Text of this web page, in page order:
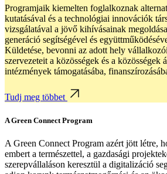
Programjaik kiemelten foglalkoznak
kutatásával és a technológiai innovációk
vizsgálatával a jövő kihívásainak
generáció segítségével és
Küldetése, bevonni az adott hely
szervezeteit a közösségek és a közösségek
intézmények támogatásába,
Tudj meg többet
A Green Connect Program
A Green Connect Program azért jött létre,
embert a természettel, a gazdasági
szerepvállaláson keresztül a digitalizáció